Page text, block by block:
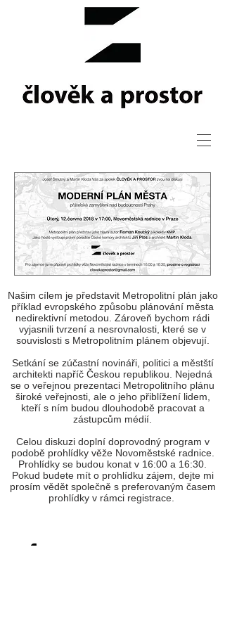
Našim cílem je představit Metropolitní plán jako
příklad evropského způsobu plánování města
nedirektivní metodou. Zároveň bychom rádi
vyjasnili tvrzení a nesrovnalosti, které se v
souvislosti s Metropolitním plánem objevují.
Setkání se zúčastní novináři, politici a městští
architekti napříč Českou republikou. Nejedná
se o veřejnou prezentaci Metropolitního plánu
široké veřejnosti, ale o jeho přiblížení lidem,
kteří s ním budou dlouhodobě pracovat a
zástupcům médií.
Celou diskuzi doplní doprovodný program v
podobě prohlídky věže Novoměstské radnice.
Prohlídky se budou konat v 16:00 a 16:30.
Pokud budete mít o prohlídku zájem, dejte mi
prosím vědět společně s preferovaným časem
prohlídky v rámci registrace.